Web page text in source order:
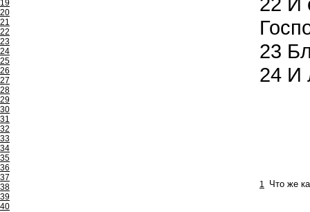
19
20
21
22
23
24
25
26
27
28
29
30
31
32
33
34
35
36
37
38
39
40
23
24 И
1 Что же